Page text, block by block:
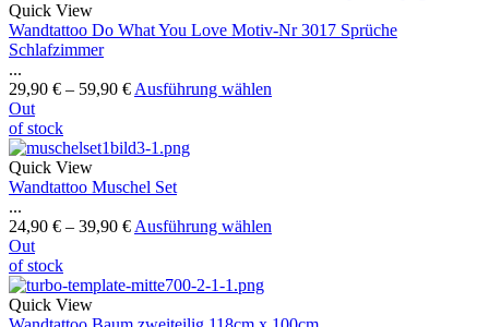
Quick View
Wandtattoo Do What You Love Motiv-Nr 3017 Sprüche
Schlafzimmer
...
29,90 € – 59,90 € Ausführung wählen
Out
of stock
Quick View
Wandtattoo Muschel Set
...
24,90 € – 39,90 € Ausführung wählen
Out
of stock
Quick View